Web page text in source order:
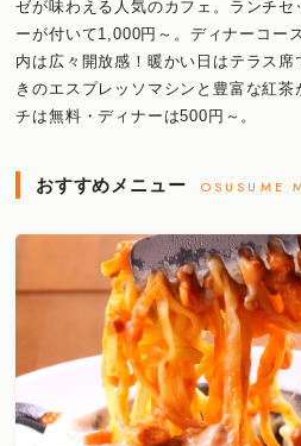
ゼが味わえる人気のカフェ。ランチ
ーが付いて1,000円～。ディナーコー
内は広々開放感！暖かい日はテラス
きのエスプレッソマシンと豊富な紅
チは無料・ディナーは500円～。
おすすめメニュー OSUSUME